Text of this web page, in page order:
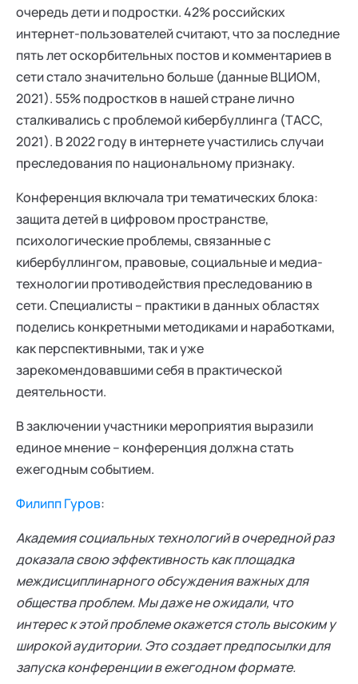
очередь дети и подростки. 42% российских
интернет-пользователей считают, что за последние
пять лет оскорбительных постов и комментариев в
сети стало значительно больше (данные ВЦИОМ,
2021). 55% подростков в нашей стране лично
сталкивались с проблемой кибербуллинга (ТАСС,
2021). В 2022 году в интернете участились случаи
преследования по национальному признаку.
Конференция включала три тематических блока:
защита детей в цифровом пространстве,
психологические проблемы, связанные с
кибербуллингом, правовые, социальные и медиа-
технологии противодействия преследованию в
сети. Специалисты – практики в данных областях
поделись конкретными методиками и наработками,
как перспективными, так и уже
зарекомендовавшими себя в практической
деятельности.
В заключении участники мероприятия выразили
единое мнение – конференция должна стать
ежегодным событием.
Филипп Гуров:
Академия социальных технологий в очередной раз
доказала свою эффективность как площадка
междисциплинарного обсуждения важных для
общества проблем. Мы даже не ожидали, что
интерес к этой проблеме окажется столь высоким у
широкой аудитории. Это создает предпосылки для
запуска конференции в ежегодном формате.